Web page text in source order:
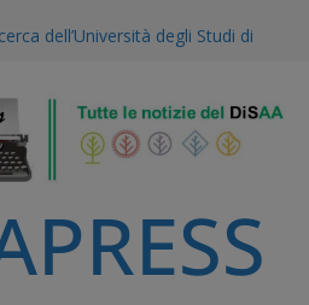
dell’Università degli Studi di
del Database AGROSUS
intellettuale: l’expertise
di Milano al convegno
dei Georgofili
per la ricerca e l’agricoltura
nasce il Mantua PSID, il primo